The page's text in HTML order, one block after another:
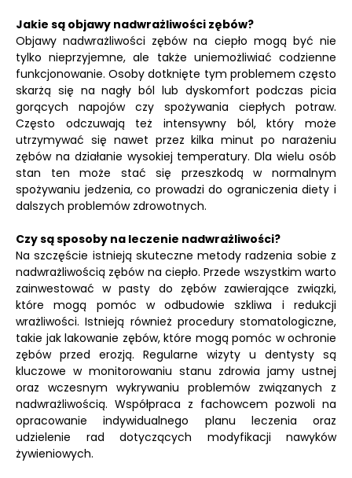
Jakie są objawy nadwrażliwości zębów?
Objawy nadwrażliwości zębów na ciepło mogą być nie
tylko nieprzyjemne, ale także uniemożliwiać codzienne
funkcjonowanie. Osoby dotknięte tym problemem często
skarżą się na nagły ból lub dyskomfort podczas picia
gorących napojów czy spożywania ciepłych potraw.
Często odczuwają też intensywny ból, który może
utrzymywać się nawet przez kilka minut po narażeniu
zębów na działanie wysokiej temperatury. Dla wielu osób
stan ten może stać się przeszkodą w normalnym
spożywaniu jedzenia, co prowadzi do ograniczenia diety i
dalszych problemów zdrowotnych.
Czy są sposoby na leczenie nadwrażliwości?
Na szczęście istnieją skuteczne metody radzenia sobie z
nadwrażliwością zębów na ciepło. Przede wszystkim warto
zainwestować w pasty do zębów zawierające związki,
które mogą pomóc w odbudowie szkliwa i redukcji
wrażliwości. Istnieją również procedury stomatologiczne,
takie jak lakowanie zębów, które mogą pomóc w ochronie
zębów przed erozją. Regularne wizyty u dentysty są
kluczowe w monitorowaniu stanu zdrowia jamy ustnej
oraz wczesnym wykrywaniu problemów związanych z
nadwrażliwością. Współpraca z fachowcem pozwoli na
opracowanie indywidualnego planu leczenia oraz
udzielenie rad dotyczących modyfikacji nawyków
żywieniowych.